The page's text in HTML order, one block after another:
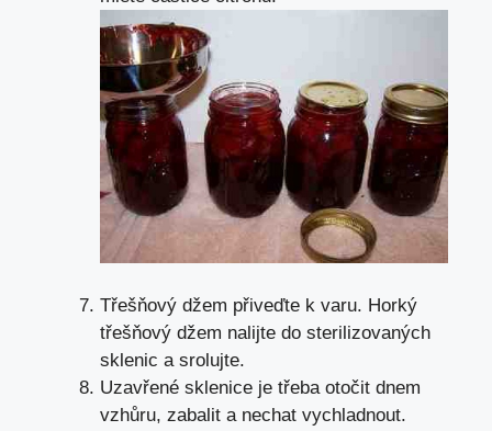
Třešňový džem přiveďte k varu. Horký
třešňový džem nalijte do sterilizovaných
sklenic a srolujte.
Uzavřené sklenice je třeba otočit dnem
vzhůru, zabalit a nechat vychladnout.